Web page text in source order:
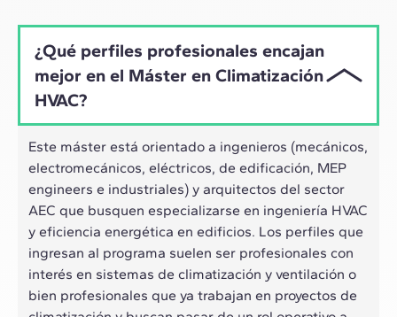
¿Qué perfiles profesionales encajan
mejor en el Máster en Climatización
HVAC?
Este máster está orientado a ingenieros (mecánicos,
electromecánicos, eléctricos, de edificación, MEP
engineers e industriales) y arquitectos del sector
AEC que busquen especializarse en ingeniería HVAC
y eficiencia energética en edificios. Los perfiles que
ingresan al programa suelen ser profesionales con
interés en sistemas de climatización y ventilación o
bien profesionales que ya trabajan en proyectos de